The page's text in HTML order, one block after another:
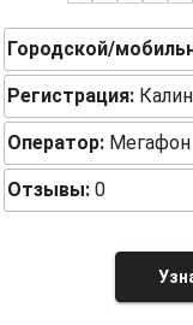
Городской/
Регистрация:
Оператор: Мегафон
Отзывы: 0